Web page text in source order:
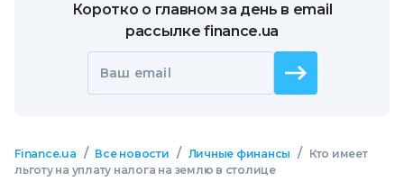
Коротко о главном за день в email
рассылке finance.ua
Ваш email
Finance.ua / Все новости / Личные финансы /
Кто имеет
льготу на уплату налога на землю в столице